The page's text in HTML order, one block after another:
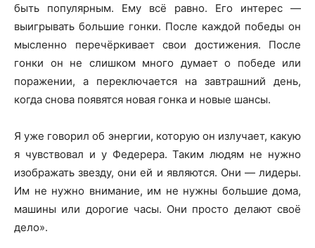
быть популярным. Ему всё равно. Его интерес —
выигрывать большие гонки. После каждой победы он
мысленно перечёркивает свои достижения. После
гонки он не слишком много думает о победе или
поражении, а переключается на завтрашний день,
когда снова появятся новая гонка и новые шансы.
Я уже говорил об энергии, которую он излучает, какую
я чувствовал и у Федерера. Таким людям не нужно
изображать звезду, они ей и являются. Они — лидеры.
Им не нужно внимание, им не нужны большие дома,
машины или дорогие часы. Они просто делают своё
дело».